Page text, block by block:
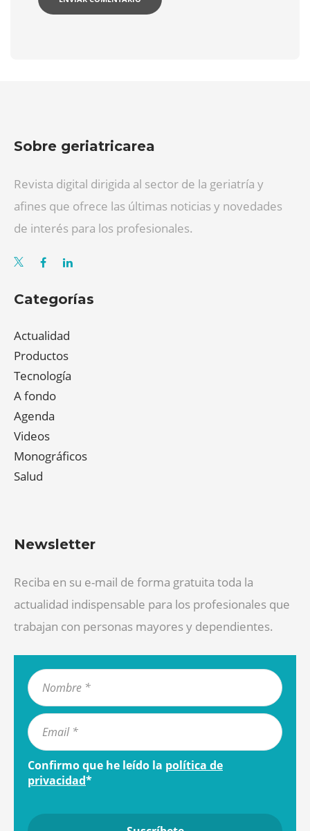
Sobre geriatricarea
Revista digital dirigida al sector de la geriatría y
afines que ofrece las últimas noticias y novedades
de interés para los profesionales.
Categorías
Actualidad
Productos
Tecnología
A fondo
Agenda
Videos
Monográficos
Salud
Newsletter
Reciba en su e-mail de forma gratuita toda la
actualidad indispensable para los profesionales que
trabajan con personas mayores y dependientes.
Confirmo que he leído la política de
privacidad*